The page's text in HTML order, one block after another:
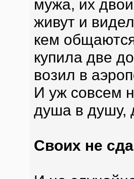
мужа, их
живут и
кем
купила две
возил в
И уж совсем
душа в душу,
Своих не